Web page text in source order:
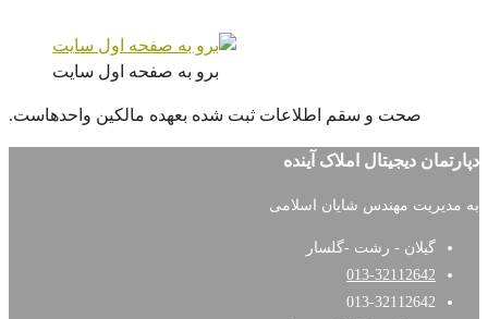
برو به صفحه اول سایت
صحت و سقم اطلاعات ثبت شده بعهده مالکین واحدهاست.
دپارتمان دیجیتال املاک آینده
به مدیریت مهندس شایان اسلامی
گیلان - رشت -گلسار
013-32112642
013-32112642